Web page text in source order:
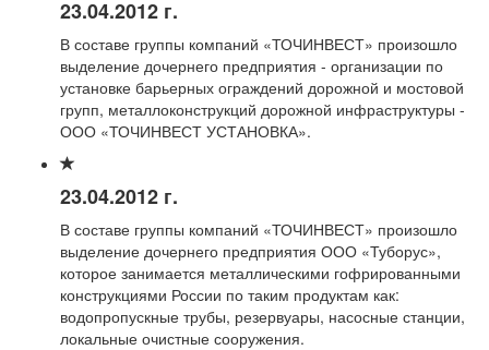
23.04.2012 г.
В составе группы компаний «ТОЧИНВЕСТ» произошло
выделение дочернего предприятия - организации по
установке барьерных ограждений дорожной и мостовой
групп, металлоконструкций дорожной инфраструктуры -
ООО «ТОЧИНВЕСТ УСТАНОВКА».
23.04.2012 г.
В составе группы компаний «ТОЧИНВЕСТ» произошло
выделение дочернего предприятия ООО «Туборус»,
которое занимается металлическими гофрированными
конструкциями России по таким продуктам как:
водопропускные трубы, резервуары, насосные станции,
локальные очистные сооружения.